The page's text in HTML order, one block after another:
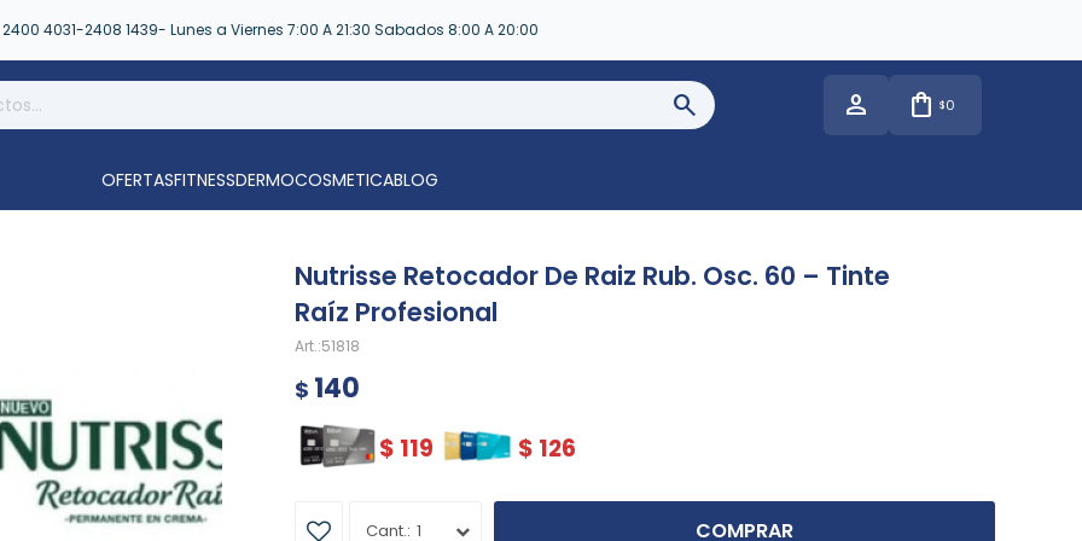
2400 4031-2408 1439- Lunes a Viernes 7:00 A 21:30 Sabados 8:00 A 20:00
$0
OFERTASFITNESSDERMOCOSMETICABLOG
Nutrisse Retocador De Raiz Rub. Osc. 60 – Tinte
Raíz Profesional
51818
$ 140
$ 119 $ 126
1 COMPRAR